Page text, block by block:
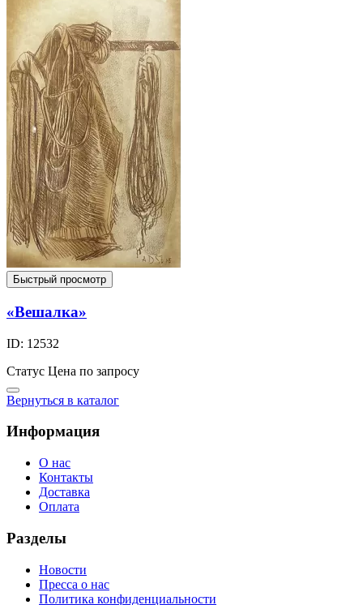
Быстрый просмотр
«Вешалка»
ID: 12532
Статус Цена по запросу
Вернуться в каталог
Информация
О нас
Контакты
Доставка
Оплата
Разделы
Новости
Пресса о нас
Политика конфиденциальности